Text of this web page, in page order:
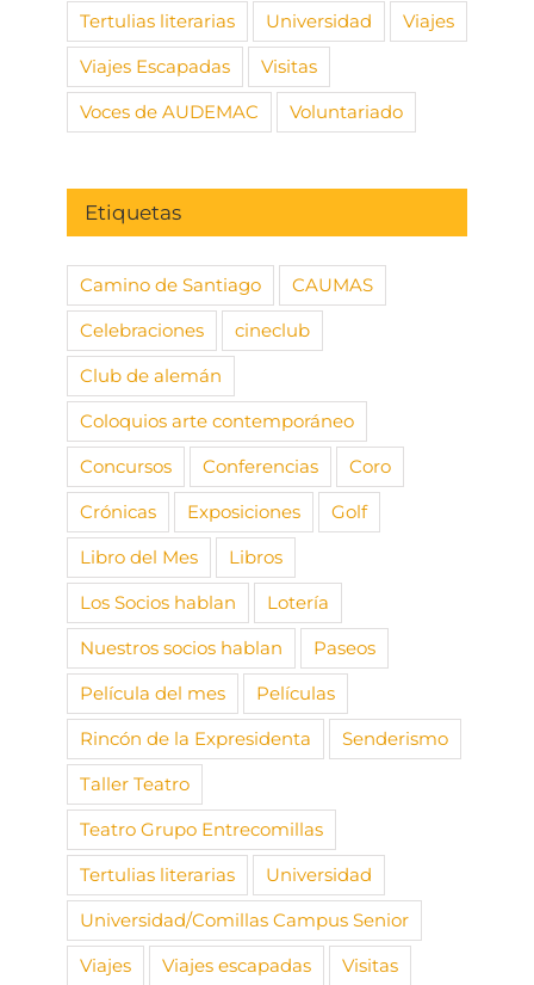
Tertulias literarias
Universidad
Viajes
Viajes Escapadas
Visitas
Voces de AUDEMAC
Voluntariado
Etiquetas
Camino de Santiago
CAUMAS
Celebraciones
cineclub
Club de alemán
Coloquios arte contemporáneo
Concursos
Conferencias
Coro
Crónicas
Exposiciones
Golf
Libro del Mes
Libros
Los Socios hablan
Lotería
Nuestros socios hablan
Paseos
Película del mes
Películas
Rincón de la Expresidenta
Senderismo
Taller Teatro
Teatro Grupo Entrecomillas
Tertulias literarias
Universidad
Universidad/Comillas Campus Senior
Viajes
Viajes escapadas Visitas